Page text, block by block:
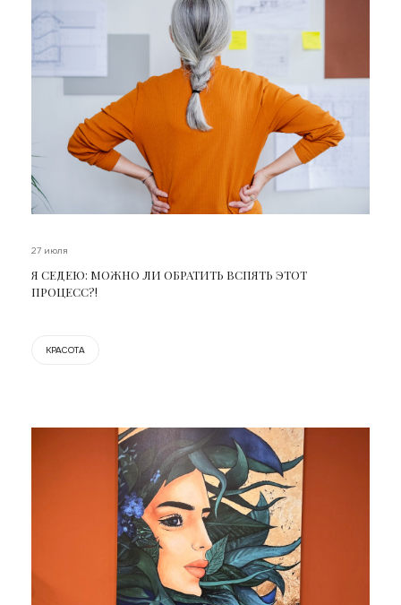
27 июля
Я СЕДЕЮ: МОЖНО ЛИ ОБРАТИТЬ ВСПЯТЬ ЭТОТ
ПРОЦЕСС?!
КРАСОТА